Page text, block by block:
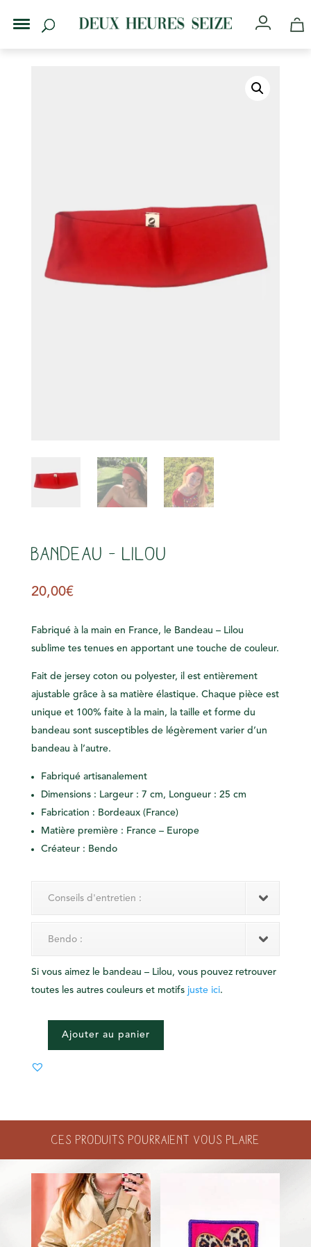
Bandeau – Lilou
20,00€
Fabriqué à la main en France, le Bandeau – Lilou
sublime tes tenues en apportant une touche de couleur.
Fait de jersey coton ou polyester, il est entièrement
ajustable grâce à sa matière élastique. Chaque pièce est
unique et 100% faite à la main, la taille et forme du
bandeau sont susceptibles de légèrement varier d’un
bandeau à l’autre.
Fabriqué artisanalement
Dimensions : Largeur : 7 cm, Longueur : 25 cm
Fabrication : Bordeaux (France)
Matière première : France – Europe
Créateur : Bendo
Conseils d'entretien :
Bendo :
Si vous aimez le bandeau – Lilou, vous pouvez retrouver
toutes les autres couleurs et motifs juste ici.
QUANTITÉ
BANDEAU
Ajouter au panier
Ces produits pourraient vous plaire